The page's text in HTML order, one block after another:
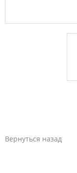
Вернуться назад